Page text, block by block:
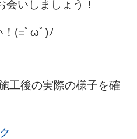
会いしましょう！
！(=ﾟωﾟ)ﾉ
工後の実際の様子を確